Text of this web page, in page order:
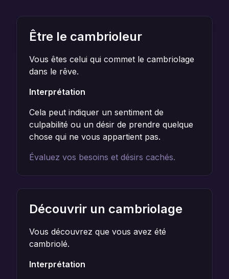
Être le cambrioleur
Vous êtes celui qui commet le cambriolage
dans le rêve.
Interprétation
Cela peut indiquer un sentiment de
culpabilité ou un désir de prendre quelque
chose qui ne vous appartient pas.
Évaluez vos besoins et désirs cachés.
Découvrir un cambriolage
Vous découvrez que vous avez été
cambriolé.
Interprétation